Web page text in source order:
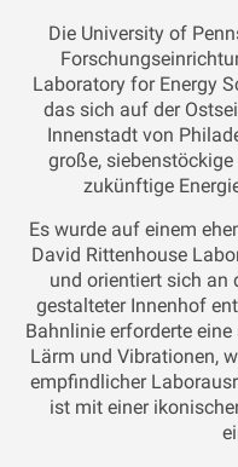
Die University of
Laboratory for Energy
das sich auf der
Innenstadt von
große,
zukünftige
Es wurde auf einem
David Rittenhouse
und orientiert sich an
gestalteter Innenhof
Bahnlinie erforderte
Lärm und Vibrationen,
empfindlicher
ist mit einer